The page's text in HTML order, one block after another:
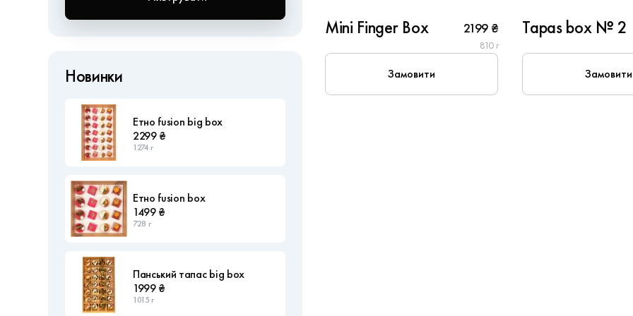
Mini Finger Box 2199 ₴
810 г
Замовити
Tapas box № 2
Замовити
Новинки
Етно fusion big box
2299 ₴
1274 г
Етно fusion box
1499 ₴
728 г
Панський тапас big box
1999 ₴
1015 г